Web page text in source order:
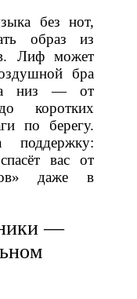
без нот,
образ из
Лиф может
бра
а низ — от
коротких
по берегу.
поддержку:
вас от
даже в
—